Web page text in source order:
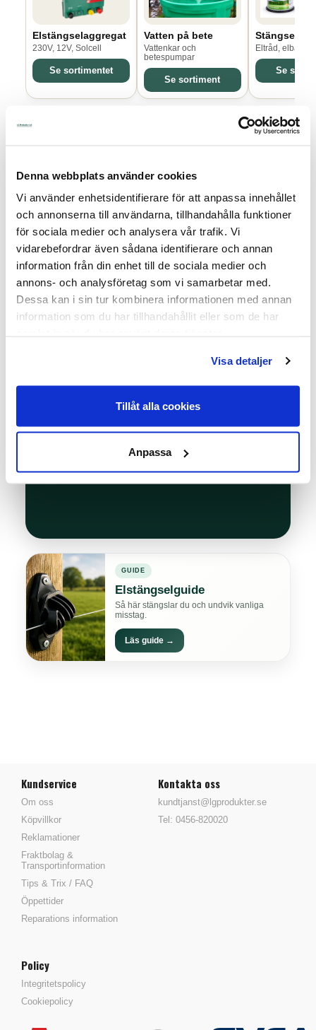
Denna webbplats använder cookies
Vi använder enhetsidentifierare för att anpassa innehållet
och annonserna till användarna, tillhandahålla funktioner
för sociala medier och analysera vår trafik. Vi
vidarebefordrar även sådana identifierare och annan
information från din enhet till de sociala medier och
annons- och analysföretag som vi samarbetar med.
Dessa kan i sin tur kombinera informationen med annan
information som du har tillhandahållit eller som de har
Visa detaljer
Tillåt alla cookies
Anpassa
Elstängselaggregat
230V, 12V, Solcell
Se sortimentet
Vatten på bete
Vattenkar och
betespumpar
Se sortiment
Stängseltråd
Eltråd, elband,
Se
Snabb leverans
Från eget lager
Produktrådgivning
Vår kunniga personal hjälper dig
Gör ditt
elstängsel
larm vid problem.
GUIDE
Elstängselguide
Så här stängslar du och undvik vanliga
misstag.
Läs guide →
Kundservice
Om oss
Köpvillkor
Reklamationer
Fraktbolag &
Transportinformation
Tips & Trix / FAQ
Öppettider
Reparations information
Kontakta oss
kundtjanst@lgprodukter.se
Tel: 0456-820020
Policy
Integritetspolicy
Cookiepolicy